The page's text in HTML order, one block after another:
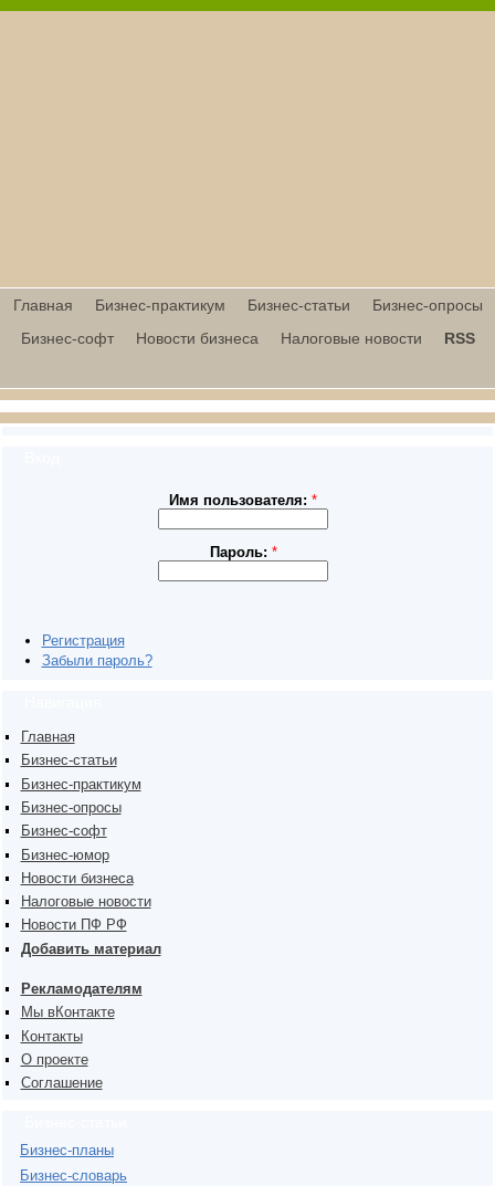
Главная Бизнес-практикум Бизнес-статьи
Бизнес-опросы
Бизнес-софт
Новости бизнеса Налоговые новости RSS
Имя пользователя:*
Пароль: *
Регистрация
Забыли пароль?
Главная
Бизнес-статьи
Бизнес-практикум
Бизнес-опросы
Бизнес-софт
Бизнес-юмор
Новости бизнеса
Налоговые новости
Новости ПФ РФ
Добавить материал
Рекламодателям
Мы вКонтакте
Контакты
О проекте
Соглашение
Бизнес-планы
Бизнес-словарь